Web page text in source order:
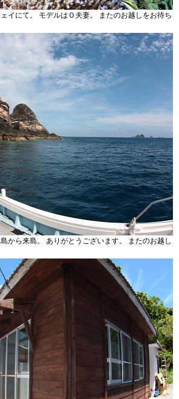
イにて。 モデルはＯ夫妻。 またのお越しをお待ち
から来島。 ありがとうございます。 またのお越し